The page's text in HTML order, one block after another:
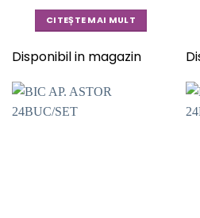
CITEȘTE MAI MULT
Disponibil in magazin